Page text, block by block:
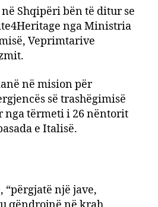
të
Shqipëri bën të ditur se
nga Ministria
Veprimtarive
në mision për
së trashëgimisë
nga tërmeti i 26 nëntorit
e Italisë.
“përgjatë një jave,